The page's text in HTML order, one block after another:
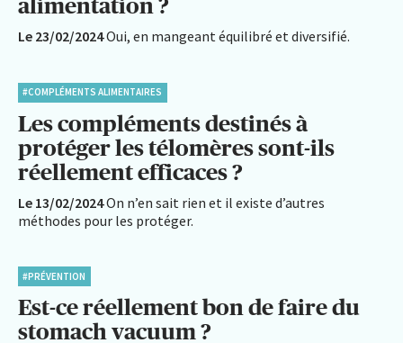
alimentation ?
Le 23/02/2024Oui, en mangeant équilibré et diversifié.
#COMPLÉMENTS ALIMENTAIRES
Les compléments destinés à
protéger les télomères sont-ils
réellement efficaces ?
Le 13/02/2024On n’en sait rien et il existe d’autres
méthodes pour les protéger.
#PRÉVENTION
Est-ce réellement bon de faire du
stomach vacuum ?